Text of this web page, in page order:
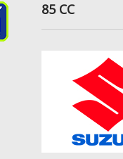
85 CC